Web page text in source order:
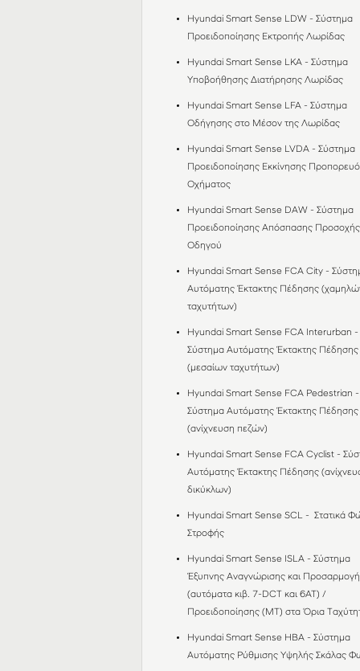
Hyundai Smart Sense LDW - Σύστημα
Προειδοποίησης Εκτροπής Λωρίδας
Hyundai Smart Sense LKA - Σύστημα
Υποβοήθησης Διατήρησης Λωρίδας
Hyundai Smart Sense LFA - Σύστημα
Οδήγησης στο Mέσον της Λωρίδας
Hyundai Smart Sense LVDA - Σύστημα
Προειδοποίησης Εκκίνησης
Οχήματος
Hyundai Smart Sense DAW - Σύστημα
Προειδοποίησης Απόσπασης Προσοχής
Οδηγού
Hyundai Smart Sense FCA City -
Αυτόματης Έκτακτης Πέδησης
ταχυτήτων)
Hyundai Smart Sense FCA Interurban -
Σύστημα Αυτόματης Έκτακτης Πέδησης
(μεσαίων ταχυτήτων)
Hyundai Smart Sense FCA Pedestrian -
Σύστημα Αυτόματης Έκτακτης Πέδησης
(ανίχνευση πεζών)
Hyundai Smart Sense FCA Cyclist -
Αυτόματης Έκτακτης Πέδησης
δικύκλων)
Hyundai Smart Sense SCL - Στατικά
Στροφής
Hyundai Smart Sense ISLA - Σύστημα
Έξυπνης Αναγνώρισης και
(αυτόματα κιβ. 7-DCT και 6AT) /
Προειδοποίησης (MT) στα Όρια
Hyundai Smart Sense HBA - Σύστημα
Αυτόματης Ρύθμισης Υψηλής Σκάλας